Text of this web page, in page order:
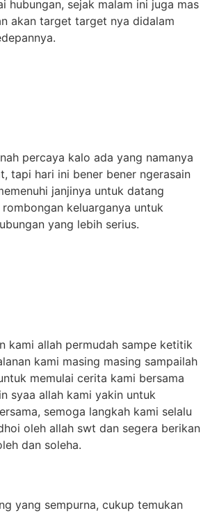
hubungan, sejak malam ini juga mas
akan target target nya didalam
percaya kalo ada yang namanya
tapi hari ini bener bener ngerasain
janjinya untuk datang
keluarganya untuk
yang lebih serius.
kami allah permudah sampe ketitik
kami masing masing sampailah
memulai cerita kami bersama
syaa allah kami yakin untuk
semoga langkah kami selalu
oleh allah swt dan segera berikan
dan soleha.
yang sempurna, cukup temukan